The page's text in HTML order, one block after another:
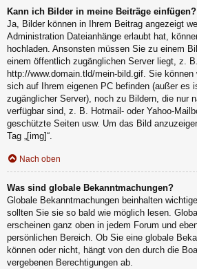
Kann ich Bilder in meine Beiträge einfügen?
Ja, Bilder können in Ihrem Beitrag angezeigt
Administration Dateianhänge erlaubt hat,
hochladen. Ansonsten müssen Sie zu einem
einem öffentlich zugänglichen Server liegt, z. B.
http://www.domain.tld/mein-bild.gif. Sie
sich auf Ihrem eigenen PC befinden (außer es
zugänglicher Server), noch zu Bildern, die nur
verfügbar sind, z. B. Hotmail- oder Yahoo-
geschützte Seiten usw. Um das Bild
Tag „[img]“.
Nach oben
Was sind globale Bekanntmachungen?
Globale Bekanntmachungen beinhalten
sollten Sie sie so bald wie möglich lesen.
erscheinen ganz oben in jedem Forum und
persönlichen Bereich. Ob Sie eine globale
können oder nicht, hängt von den durch die
vergebenen Berechtigungen ab.